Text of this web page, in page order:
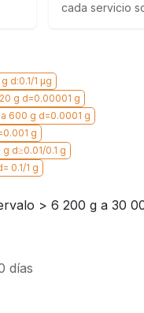
cada servicio
d:0.1/1 µg
g d=0.00001 g
600 g d=0.0001 g
g
d≥0.01/0.1 g
0.1/1 g
> 6 200 g a 30
días